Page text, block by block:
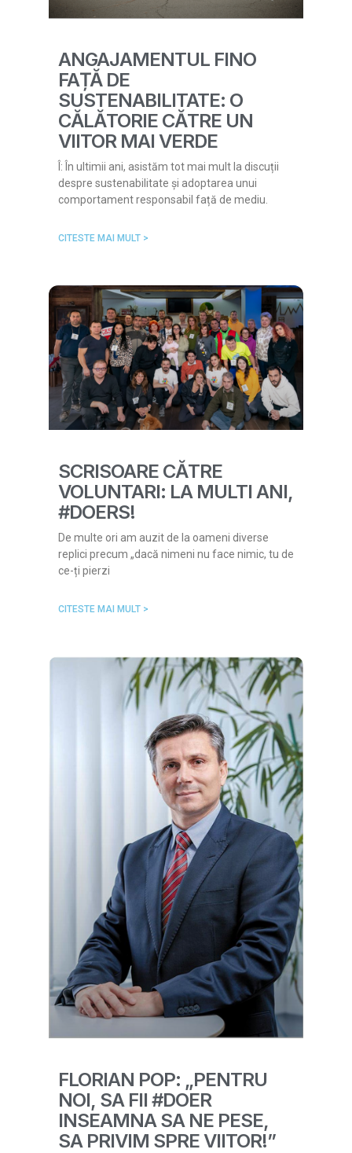
ANGAJAMENTUL FINO
FAȚĂ DE
SUSTENABILITATE: O
CĂLĂTORIE CĂTRE UN
VIITOR MAI VERDE
Î: În ultimii ani, asistăm tot mai mult la discuții
despre sustenabilitate și adoptarea unui
comportament responsabil față de mediu.
CITESTE MAI MULT >
SCRISOARE CĂTRE
VOLUNTARI: LA MULTI ANI,
#DOERS!
De multe ori am auzit de la oameni diverse
replici precum „dacă nimeni nu face nimic, tu de
ce-ți pierzi
CITESTE MAI MULT >
FLORIAN POP: „PENTRU
NOI, SA FII #DOER
INSEAMNA SA NE PESE,
SA PRIVIM SPRE VIITOR!”